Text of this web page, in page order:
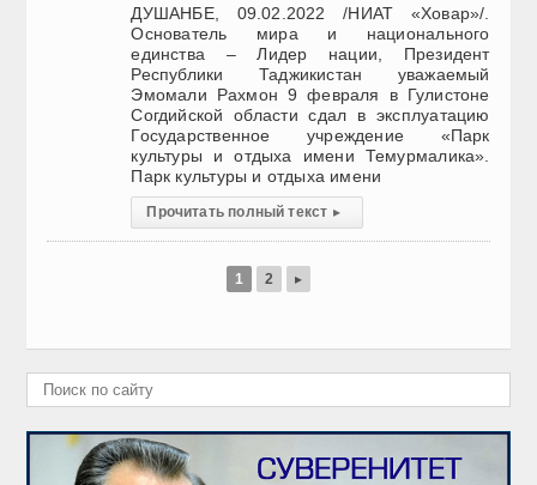
ДУШАНБЕ, 09.02.2022 /НИАТ «Ховар»/.
Основатель мира и национального
единства – Лидер нации, Президент
Республики Таджикистан уважаемый
Эмомали Рахмон 9 февраля в Гулистоне
Согдийской области сдал в эксплуатацию
Государственное учреждение «Парк
культуры и отдыха имени Темурмалика».
Парк культуры и отдыха имени
Прочитать полный текст ▸
1 2 ▸